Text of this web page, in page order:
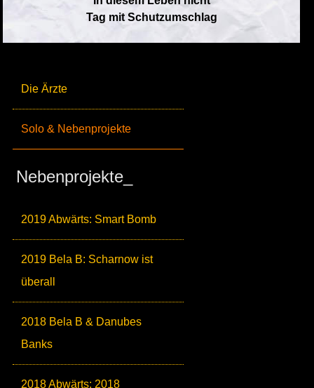
Die Ärzte
Solo & Nebenprojekte
Nebenprojekte_
2019 Abwärts: Smart Bomb
2019 Bela B: Scharnow ist
überall
2018 Bela B & Danubes
Banks
2018 Abwärts: 2018
Tag mit Schutzumschlag